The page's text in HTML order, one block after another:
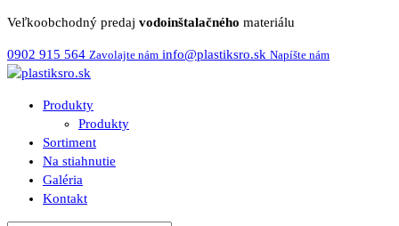
Veľkoobchodný predaj vodoinštalačného materiálu
0902 915 564 Zavolajte nám info@plastiksro.sk Napíšte nám
Produkty
Produkty
Sortiment
Na stiahnutie
Galéria
Kontakt